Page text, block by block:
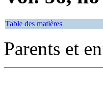
Table des matières
Parents et